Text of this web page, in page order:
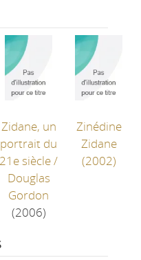
Zidane, un
portrait du
21e siècle/
Douglas
Gordon
(2006)
Zinédine
Zidane
(2002)